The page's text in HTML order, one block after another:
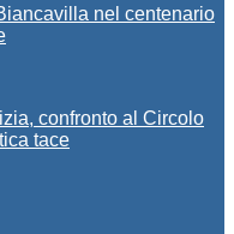
nel centenario
confronto al Circolo
tace